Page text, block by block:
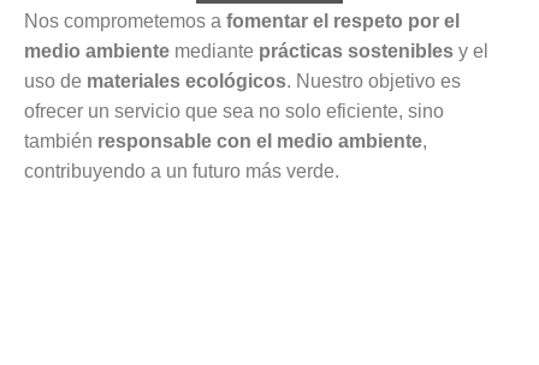
Nos comprometemos a fomentar el respeto por el
medio ambiente mediante prácticas sostenibles y el
uso de materiales ecológicos. Nuestro objetivo es
ofrecer un servicio que sea no solo eficiente, sino
también responsable con el medio ambiente,
contribuyendo a un futuro más verde.